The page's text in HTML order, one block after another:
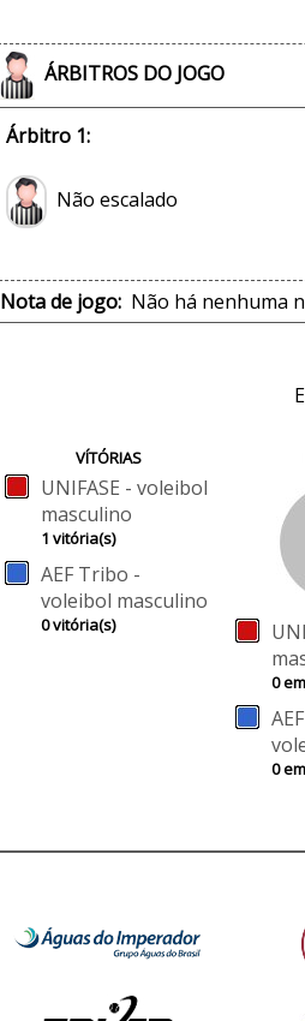
ÁRBITROS DO JOGO
Árbitro 1:
Não escalado
Nota de jogo: Não há nenhuma
VÍTÓRIAS
UNIFASE - voleibol
masculino
1 vitória(s)
AEF Tribo -
voleibol masculino
0 vitória(s)
0
0